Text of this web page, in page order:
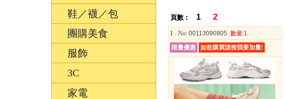
鞋／襪／包
團購美食
服飾
3C
家電
頁數︰ 1 2
1 .No: 00113090805 數量:1
限量優惠
如欲購買請按我要加量!